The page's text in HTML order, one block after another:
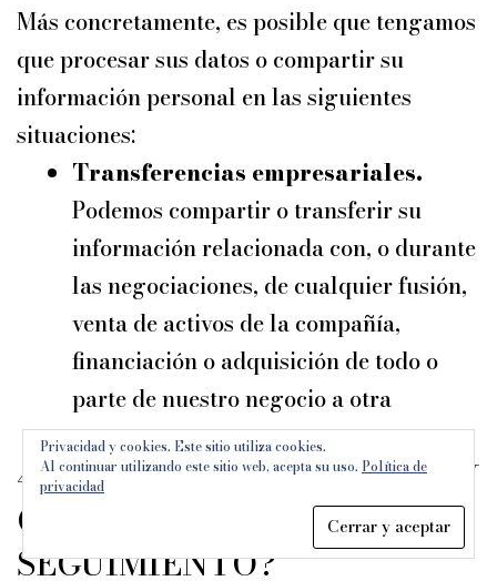
Más concretamente, es posible que tengamos
que procesar sus datos o compartir su
información personal en las siguientes
situaciones:
Transferencias empresariales.
Podemos compartir o transferir su
información relacionada con, o durante
las negociaciones, de cualquier fusión,
venta de activos de la compañía,
financiación o adquisición de todo o
parte de nuestro negocio a otra
empresa.
4. ¿UTILIZAMOS COOKIES Y
OTRAS TECNOLOGÍAS DE
SEGUIMIENTO?
Privacidad y cookies. Este sitio utiliza cookies.
Al continuar utilizando este sitio web, acepta su uso. Política de
privacidad